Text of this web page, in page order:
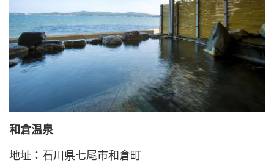
和倉温泉
地址：石川県七尾市和倉町